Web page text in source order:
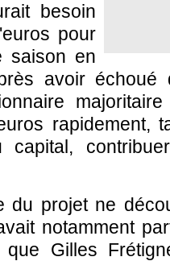
besoin
pour
saison en
avoir
rapidement,
capital,
du projet ne
notamment
Gilles